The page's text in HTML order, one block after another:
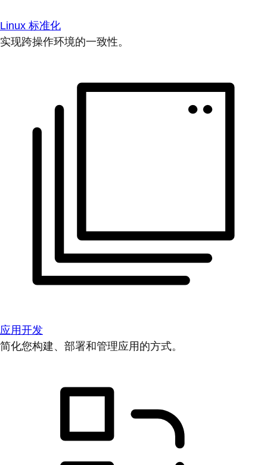
Linux 标准化
实现跨操作环境的一致性。
应用开发
简化您构建、部署和管理应用的方式。